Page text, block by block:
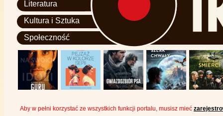
Literatura
Kultura i Sztuka
Społeczność
Aby w pełni korzystać ze wszystkich funkcji portalu, musisz mieć